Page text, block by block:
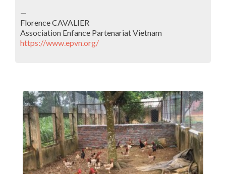
—
Florence CAVALIER
Association Enfance Partenariat Vietnam
https://www.epvn.org/